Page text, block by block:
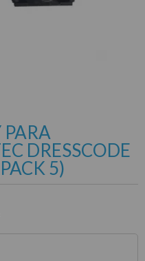
PARA
DRESSCODE
5)